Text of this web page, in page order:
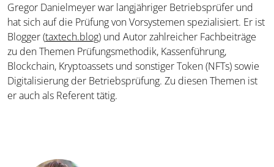
Gregor Danielmeyer war langjähriger Betriebsprüfer und
hat sich auf die Prüfung von Vorsystemen spezialisiert. Er ist
Blogger (taxtech.blog) und Autor zahlreicher Fachbeiträge
zu den Themen Prüfungsmethodik, Kassenführung,
Blockchain, Kryptoassets und sonstiger Token (NFTs) sowie
Digitalisierung der Betriebsprüfung. Zu diesen Themen ist
er auch als Referent tätig.